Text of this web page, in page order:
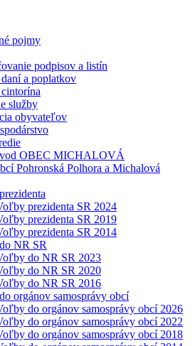
pojmy
podpisov a listín
daní a poplatkov
služby
obyvateľov
OBEC MICHALOVÁ
Pohronská Polhora a Michalová
prezidenta SR 2024
prezidenta SR 2019
prezidenta SR 2014
NR SR
do NR SR 2023
do NR SR 2020
do NR SR 2016
orgánov samosprávy obcí
do orgánov samosprávy obcí 2026
do orgánov samosprávy obcí 2022
do orgánov samosprávy obcí 2018